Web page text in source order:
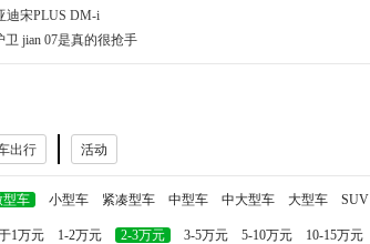
宋PLUS DM-i
jian 07是真的很抢手
出行 活动
型车 小型车 紧凑型车 中型车 中大型车 大型车 SUV
1万元 1-2万元 2-3万元 3-5万元 5-10万元 10-15万元